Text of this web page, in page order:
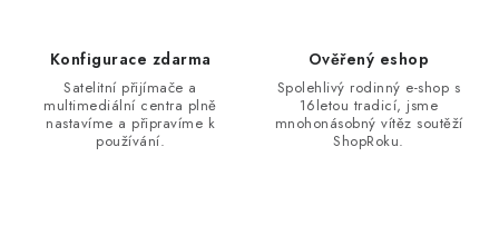
Konfigurace zdarma
Satelitní přijímače a
multimediální centra plně
nastavíme a připravíme k
používání.
Ověřený eshop
Spolehlivý rodinný e-shop s
16letou tradicí, jsme
mnohonásobný vítěz soutěží
ShopRoku.